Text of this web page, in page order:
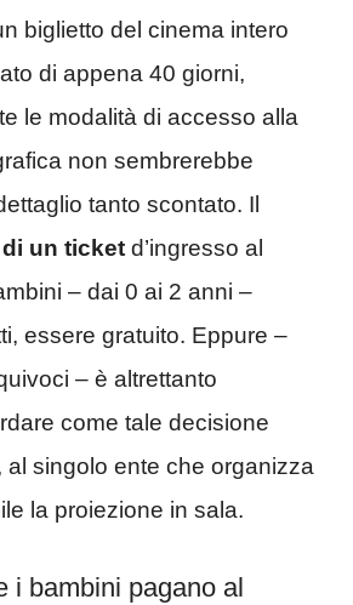
biglietto del cinema intero
di appena 40 giorni,
le modalità di accesso alla
non sembrerebbe
tanto scontato. Il
un ticket d’ingresso al
– dai 0 ai 2 anni –
essere gratuito. Eppure –
– è altrettanto
come tale decisione
al singolo ente che organizza
la proiezione in sala.
i bambini pagano al